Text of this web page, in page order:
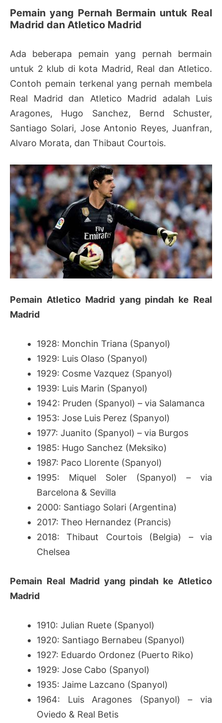
Pemain yang Pernah Bermain untuk Real
Madrid dan Atletico Madrid
Ada beberapa pemain yang pernah bermain
untuk 2 klub di kota Madrid, Real dan Atletico.
Contoh pemain terkenal yang pernah membela
Real Madrid dan Atletico Madrid adalah Luis
Aragones, Hugo Sanchez, Bernd Schuster,
Santiago Solari, Jose Antonio Reyes, Juanfran,
Alvaro Morata, dan Thibaut Courtois.
Pemain Atletico Madrid yang pindah ke Real
Madrid
1928: Monchin Triana (Spanyol)
1929: Luis Olaso (Spanyol)
1929: Cosme Vazquez (Spanyol)
1939: Luis Marin (Spanyol)
1942: Pruden (Spanyol) – via Salamanca
1953: Jose Luis Perez (Spanyol)
1977: Juanito (Spanyol) – via Burgos
1985: Hugo Sanchez (Meksiko)
1987: Paco Llorente (Spanyol)
1995: Miquel Soler (Spanyol) – via
Barcelona & Sevilla
2000: Santiago Solari (Argentina)
2017: Theo Hernandez (Prancis)
2018: Thibaut Courtois (Belgia) – via
Chelsea
Pemain Real Madrid yang pindah ke Atletico
Madrid
1910: Julian Ruete (Spanyol)
1920: Santiago Bernabeu (Spanyol)
1927: Eduardo Ordonez (Puerto Riko)
1929: Jose Cabo (Spanyol)
1935: Jaime Lazcano (Spanyol)
1964: Luis Aragones (Spanyol) – via
Oviedo & Real Betis